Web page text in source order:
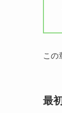
この
最